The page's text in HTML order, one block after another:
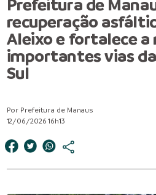
Prefeitura de
recuperação
Aleixo e fortalece a
importantes vias
Sul
Por Prefeitura de Manaus
12/06/2026 16h13